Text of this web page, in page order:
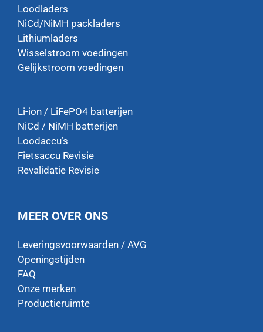
Loodladers
NiCd/NiMH packladers
Lithiumladers
Wisselstroom voedingen
Gelijkstroom voedingen
Li-ion / LiFePO4 batterijen
NiCd / NiMH batterijen
Loodaccu’s
Fietsaccu Revisie
Revalidatie Revisie
MEER OVER ONS
Leveringsvoorwaarden / AVG
Openingstijden
FAQ
Onze merken
Productieruimte